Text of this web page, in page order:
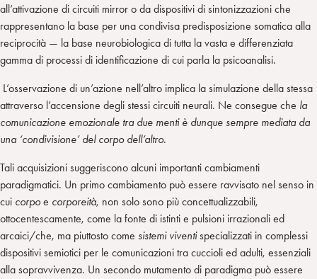
all’attivazione di circuiti mirror o da dispositivi di sintonizzazioni che
rappresentano la base per una condivisa predisposizione somatica alla
reciprocità — la base neurobiologica di tutta la vasta e differenziata
gamma di processi di identificazione di cui parla la psicoanalisi.
L’osservazione di un’azione nell’altro implica la simulazione della stessa
attraverso l’accensione degli stessi circuiti neurali. Ne consegue che la
comunicazione emozionale tra due menti è dunque sempre mediata da
una ‘condivisione’ del corpo dell’altro.
Tali acquisizioni suggeriscono alcuni importanti cambiamenti
paradigmatici. Un primo cambiamento può essere ravvisato nel senso in
cui corpoe corporeità, non solo sono più concettualizzabili,
ottocentescamente, come la fonte di istinti e pulsioni irrazionali ed
arcaici/che, ma piuttosto come sistemi viventispecializzati in complessi
dispositivi semiotici per le comunicazioni tra cuccioli ed adulti, essenziali
alla sopravvivenza. Un secondo mutamento di paradigma può essere